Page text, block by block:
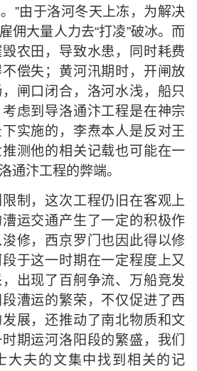
”由于洛河冬天上冻，为解决
佣大量人力去“打凌”破冰。而
农田，导致水患，同时耗费
偿失；黄河汛期时，开闸放
闸口闭合，洛河水浅，船只
虑到导洛通汴工程是在神宗
实施的，李焘本人是反对王
测他的相关记载也可能在一
通汴工程的弊端。
，这次工程仍旧在客观上
运交通产生了一定的积极作
修，西京罗门也因此得以修
于这一时期在一定程度上又
出现了百舸争流、万船竞发
漕运的繁荣，不仅促进了西
展，还推动了南北物质和文
期运河洛阳段的繁盛，我们
大夫的文集中找到相关的记